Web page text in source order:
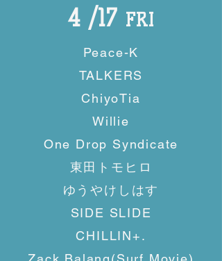
4 /17 FRI
Peace-K
TALKERS
ChiyoTia
Willie
One Drop Syndicate
東田トモヒロ
ゆうやけしはす
SIDE SLIDE
CHILLIN+.